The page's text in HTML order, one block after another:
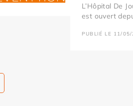
L’Hôpital De
est ouvert
PUBLIÉ LE 11/